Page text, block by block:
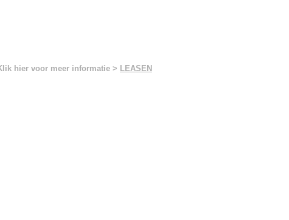
hier voor meer informatie > LEASEN